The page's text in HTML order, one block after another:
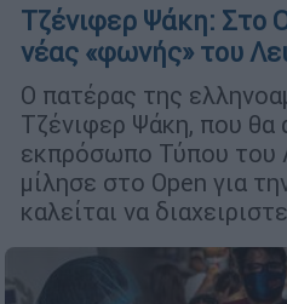
Τζένιφερ Ψάκη: Στο
νέας «φωνής» του
Ο πατέρας της
Τζένιφερ Ψάκη, που θα
εκπρόσωπο Τύπου του
μίλησε στο Open για
καλείται να